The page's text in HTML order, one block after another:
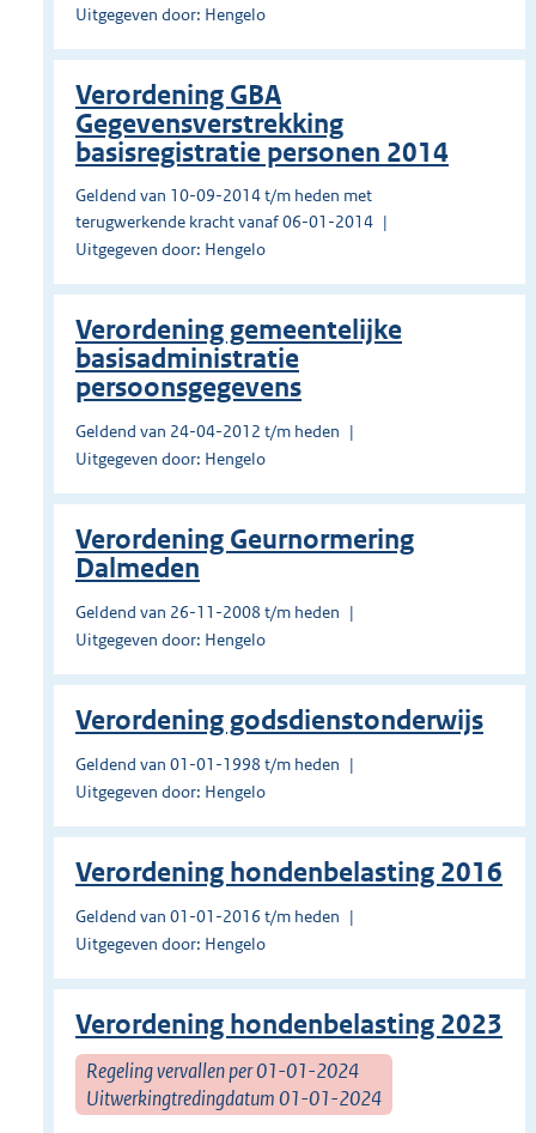
Uitgegeven door: Hengelo
Verordening GBA
Gegevensverstrekking
basisregistratie personen 2014
Geldend van 10-09-2014 t/m heden met
terugwerkende kracht vanaf 06-01-2014
Uitgegeven door: Hengelo
Verordening gemeentelijke
basisadministratie
persoonsgegevens
Geldend van 24-04-2012 t/m heden
Uitgegeven door: Hengelo
Verordening Geurnormering
Dalmeden
Geldend van 26-11-2008 t/m heden
Uitgegeven door: Hengelo
Verordening godsdienstonderwijs
Geldend van 01-01-1998 t/m heden
Uitgegeven door: Hengelo
Verordening hondenbelasting 2016
Geldend van 01-01-2016 t/m heden
Uitgegeven door: Hengelo
Verordening hondenbelasting 2023
Regeling vervallen per 01-01-2024
Uitwerkingtredingdatum 01-01-2024